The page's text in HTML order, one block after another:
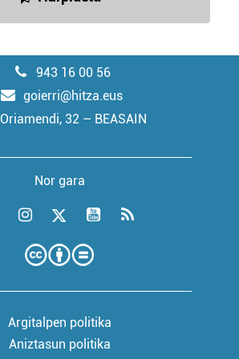
943 16 00 56
goierri@hitza.eus
Oriamendi, 32 – BEASAIN
Nor gara
Argitalpen politika
Aniztasun politika